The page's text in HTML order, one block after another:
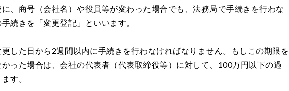
、商号（会社名）や役員等が変わった場合でも、法務局で手続きを行わな
続きを「変更登記」といいます。
した日から2週間以内に手続きを行わなければなりません。もしこの期限を
った場合は、会社の代表者（代表取締役等）に対して、100万円以下の過
す。